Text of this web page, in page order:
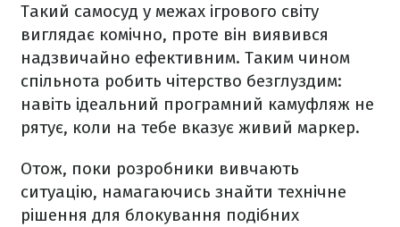
Такий самосуд у межах ігрового світу
виглядає комічно, проте він виявився
надзвичайно ефективним. Таким чином
спільнота робить чітерство безглуздим:
навіть ідеальний програмний камуфляж не
рятує, коли на тебе вказує живий маркер.
Отож, поки розробники вивчають
ситуацію, намагаючись знайти технічне
рішення для блокування подібних